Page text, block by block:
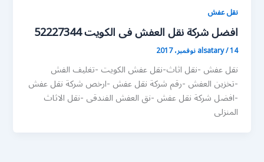
نقل عفش
افضل شركة نقل العفش فى الكويت 52227344
alsatary/14 نوفمبر، 2017
نقل عفش -نقل اثاث-نقل عفش الكويت -تغليف الفش
-تخزين العفش -رقم شركة نقل عفش -ارخص شركة نقل عفش
-افضل شركة نقل عفش -نق العفش الفندقى -نقل الاثاث
المنزلى